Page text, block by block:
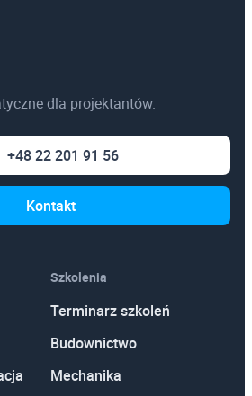
dla projektantów.
+48 22 201 91 56
Kontakt
Szkolenia
Terminarz szkoleń
Budownictwo
Mechanika